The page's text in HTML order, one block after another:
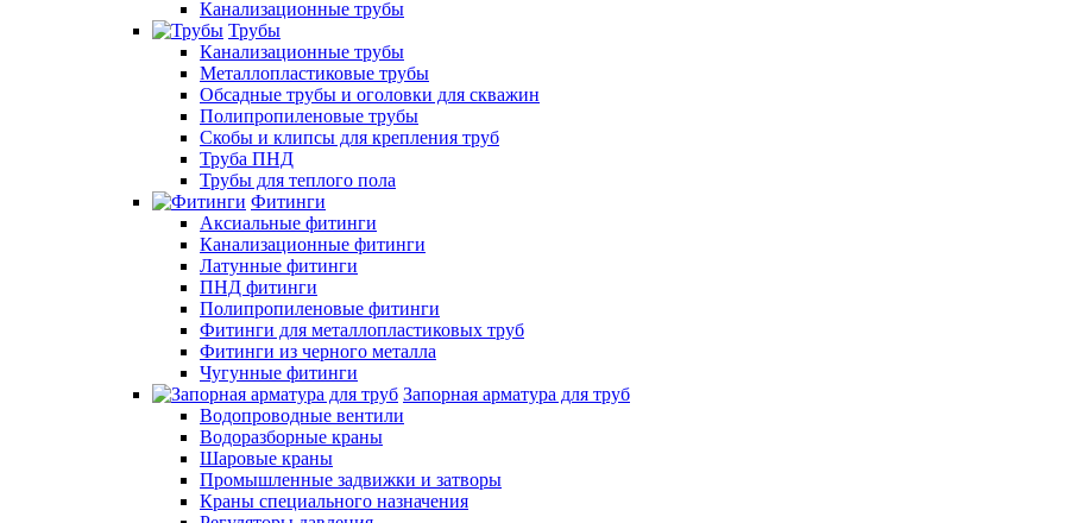
Канализационные трубы
Трубы
Канализационные трубы
Металлопластиковые трубы
Обсадные трубы и оголовки для скважин
Полипропиленовые трубы
Скобы и клипсы для крепления труб
Труба ПНД
Трубы для теплого пола
Фитинги
Аксиальные фитинги
Канализационные фитинги
Латунные фитинги
ПНД фитинги
Полипропиленовые фитинги
Фитинги для металлопластиковых труб
Фитинги из черного металла
Чугунные фитинги
Запорная арматура для труб
Водопроводные вентили
Водоразборные краны
Шаровые краны
Промышленные задвижки и затворы
Краны специального назначения